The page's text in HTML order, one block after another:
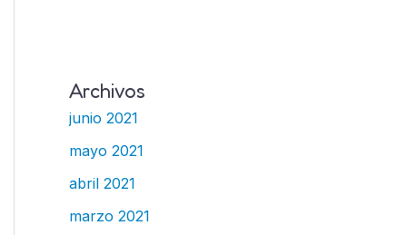
Archivos
junio 2021
mayo 2021
abril 2021
marzo 2021